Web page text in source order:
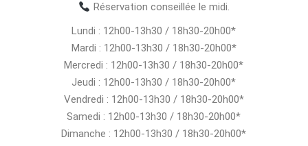
Réservation conseillée le midi.
Lundi : 12h00-13h30 / 18h30-20h00*
Mardi : 12h00-13h30 / 18h30-20h00*
Mercredi : 12h00-13h30 / 18h30-20h00*
Jeudi : 12h00-13h30 / 18h30-20h00*
Vendredi : 12h00-13h30 / 18h30-20h00*
Samedi : 12h00-13h30 / 18h30-20h00*
Dimanche : 12h00-13h30 / 18h30-20h00*